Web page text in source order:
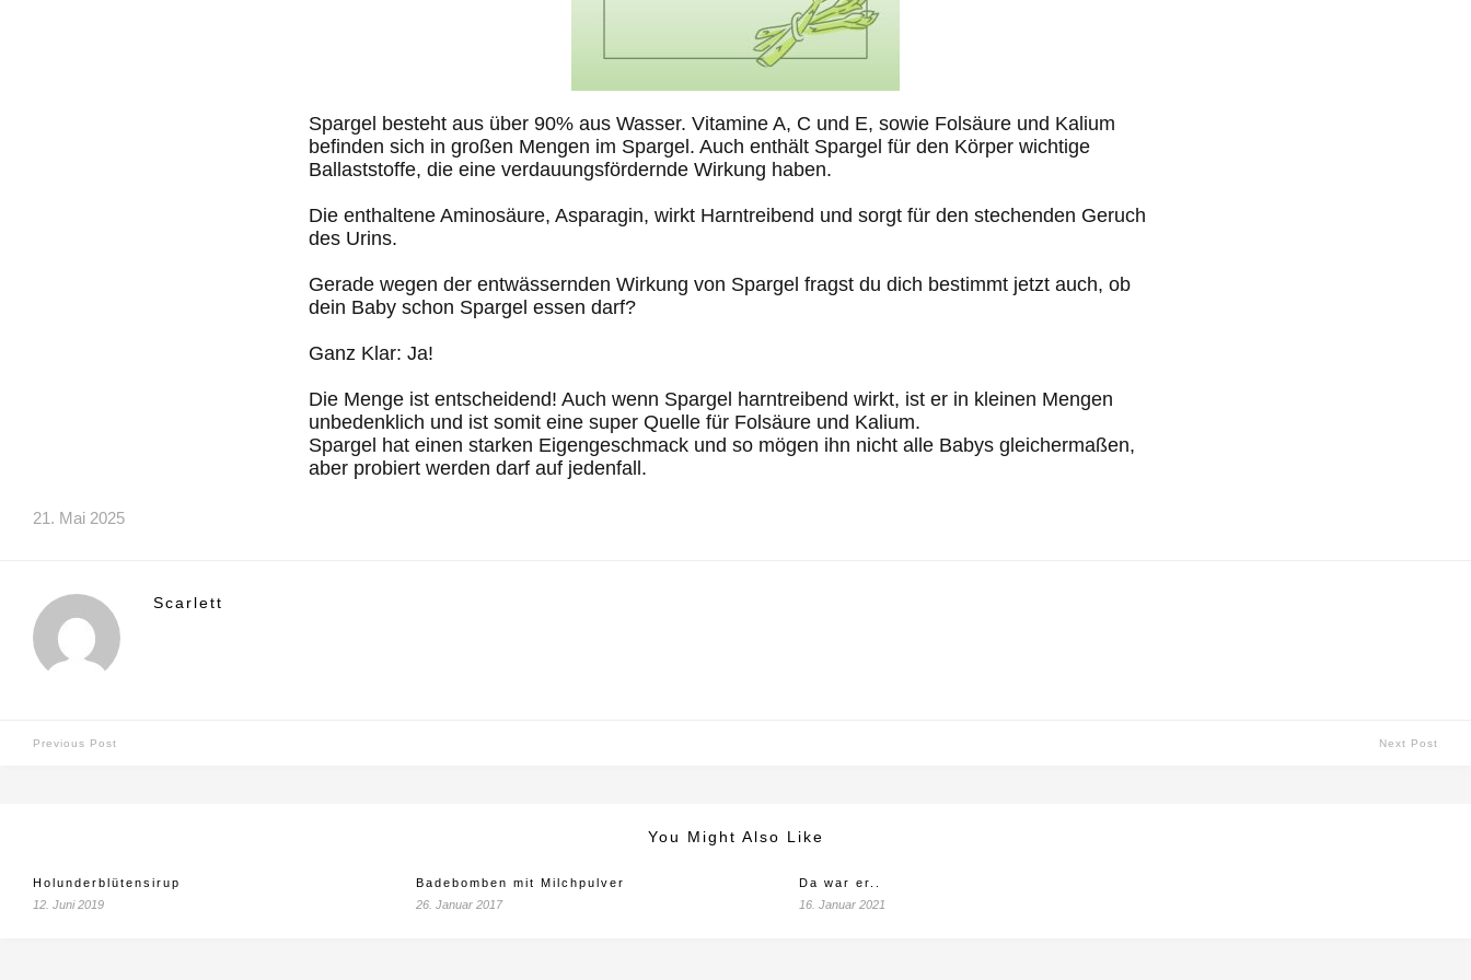
Spargel besteht aus über 90% aus Wasser. Vitamine A, C und E, sowie Folsäure und Kalium
befinden sich in großen Mengen im Spargel. Auch enthält Spargel für den Körper wichtige
Ballaststoffe, die eine verdauungsfördernde Wirkung haben.
Die enthaltene Aminosäure, Asparagin, wirkt Harntreibend und sorgt für den stechenden Geruch
des Urins.
Gerade wegen der entwässernden Wirkung von Spargel fragst du dich bestimmt jetzt auch, ob
dein Baby schon Spargel essen darf?
Ganz Klar: Ja!
Die Menge ist entscheidend! Auch wenn Spargel harntreibend wirkt, ist er in kleinen Mengen
unbedenklich und ist somit eine super Quelle für Folsäure und Kalium.
Spargel hat einen starken Eigengeschmack und so mögen ihn nicht alle Babys gleichermaßen,
aber probiert werden darf auf jedenfall.
21. Mai 2025
Scarlett
Previous Post Next Post
You Might Also Like
Holunderblütensirup
12. Juni 2019
Badebomben mit Milchpulver
26. Januar 2017
Da war er..
16. Januar 2021